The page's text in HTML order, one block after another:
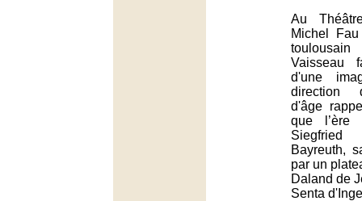
Au
Michel
Vaisseau
d'une
direction
d'âge
que l’ère
Bayreuth,
par un
Daland de
Senta